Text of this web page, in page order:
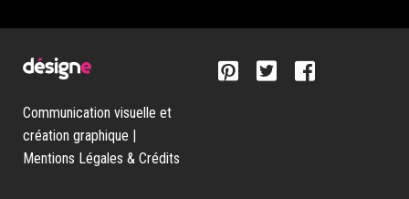
Communication visuelle et
création graphique |
Mentions Légales & Crédits